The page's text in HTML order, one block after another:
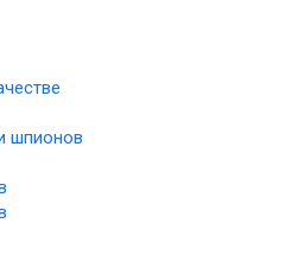
шпионов